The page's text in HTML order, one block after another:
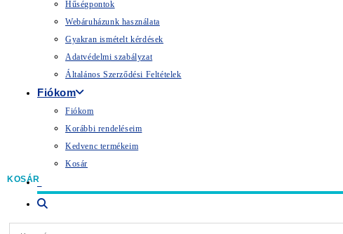
Hűségpontok
Webáruházunk használata
Gyakran ismételt kérdések
Adatvédelmi szabályzat
Általános Szerződési Feltételek
Fiókom
Fiókom
Korábbi rendeléseim
Kedvenc termékeim
Kosár
0
Toggle
website